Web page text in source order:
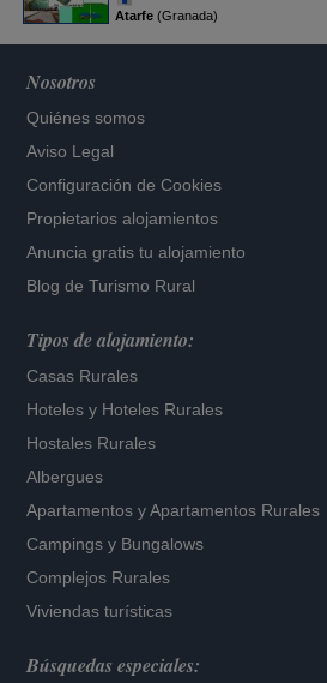
Atarfe(Granada)
Nosotros
Quiénes somos
Aviso Legal
Configuración de Cookies
Propietarios alojamientos
Anuncia gratis tu alojamiento
Blog de Turismo Rural
Tipos de alojamiento:
Casas Rurales
Hoteles y Hoteles Rurales
Hostales Rurales
Albergues
Apartamentos yApartamentos Rurales
Campings y Bungalows
Complejos Rurales
Viviendas turísticas
Búsquedas especiales: